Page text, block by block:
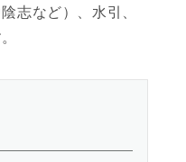
志など）、水引、